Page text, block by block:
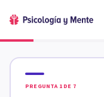
PREGUNTA 1 DE 7